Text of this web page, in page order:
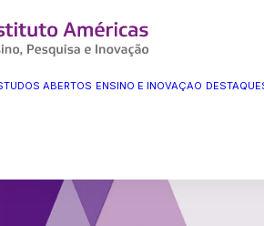
ABERTOS ENSINO E INOVAÇÃO